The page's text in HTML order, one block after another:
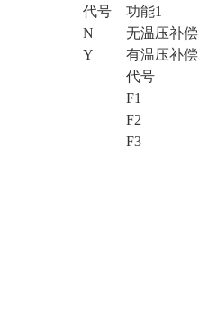
代号
功能1
N
无温压补偿
Y
有温压补偿
代号
F1
F2
F3